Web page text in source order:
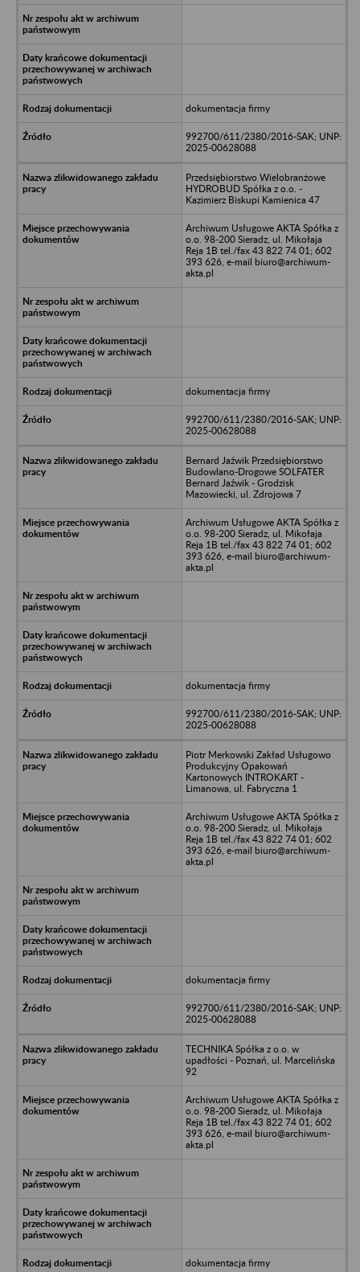
dokumentacja firmy
992700/611/2380/2016-SAK; UNP:
2025-00628088
Przedsiębiorstwo Wielobranżowe
HYDROBUD Spółka z o.o. -
Kazimierz Biskupi Kamienica 47
Archiwum Usługowe AKTA Spółka z
o.o. 98-200 Sieradz, ul. Mikołaja
Reja 1B tel./fax 43 822 74 01; 602
393 626, e-mail biuro@archiwum-
akta.pl
dokumentacja firmy
992700/611/2380/2016-SAK; UNP:
2025-00628088
Bernard Jaźwik Przedsiębiorstwo
Budowlano-Drogowe SOLFATER
Bernard Jaźwik - Grodzisk
Mazowiecki, ul. Zdrojowa 7
Archiwum Usługowe AKTA Spółka z
o.o. 98-200 Sieradz, ul. Mikołaja
Reja 1B tel./fax 43 822 74 01; 602
393 626, e-mail biuro@archiwum-
akta.pl
dokumentacja firmy
992700/611/2380/2016-SAK; UNP:
2025-00628088
Piotr Merkowski Zakład Usługowo
Produkcyjny Opakowań
Kartonowych INTROKART -
Limanowa, ul. Fabryczna 1
Archiwum Usługowe AKTA Spółka z
o.o. 98-200 Sieradz, ul. Mikołaja
Reja 1B tel./fax 43 822 74 01; 602
393 626, e-mail biuro@archiwum-
akta.pl
dokumentacja firmy
992700/611/2380/2016-SAK; UNP:
2025-00628088
TECHNIKA Spółka z o.o. w
upadłości - Poznań, ul. Marcelińska
92
Archiwum Usługowe AKTA Spółka z
o.o. 98-200 Sieradz, ul. Mikołaja
Reja 1B tel./fax 43 822 74 01; 602
393 626, e-mail biuro@archiwum-
akta.pl
dokumentacja firmy